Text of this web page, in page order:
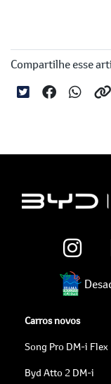
Compartilhe esse
Carros novos
Song Pro DM-i Flex
Byd Atto 2 DM-i